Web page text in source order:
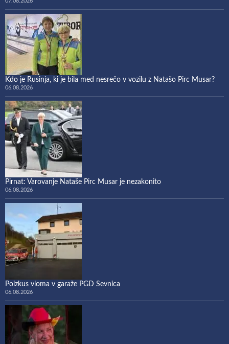
Kdo je Rusinja, ki je bila med nesrečo v vozilu z Natašo Pirc Musar?
06.08.2026
Pirnat: Varovanje Nataše Pirc Musar je nezakonito
06.08.2026
Poizkus vloma v garaže PGD Sevnica
06.08.2026